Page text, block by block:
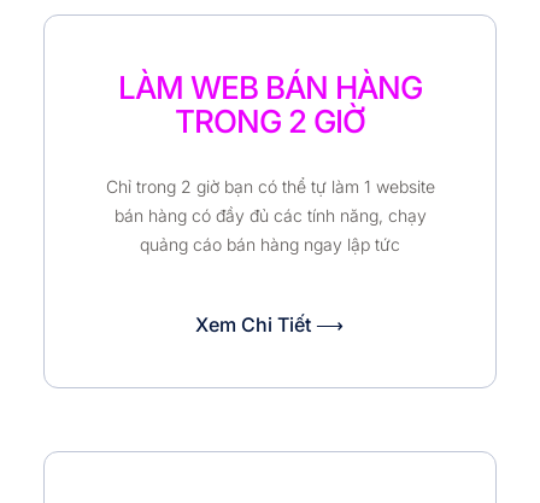
LÀM WEB BÁN HÀNG
TRONG 2 GIỜ
Chỉ trong 2 giờ bạn có thể tự làm 1 website
bán hàng có đầy đủ các tính năng, chạy
quảng cáo bán hàng ngay lập tức
Xem Chi Tiết ⟶